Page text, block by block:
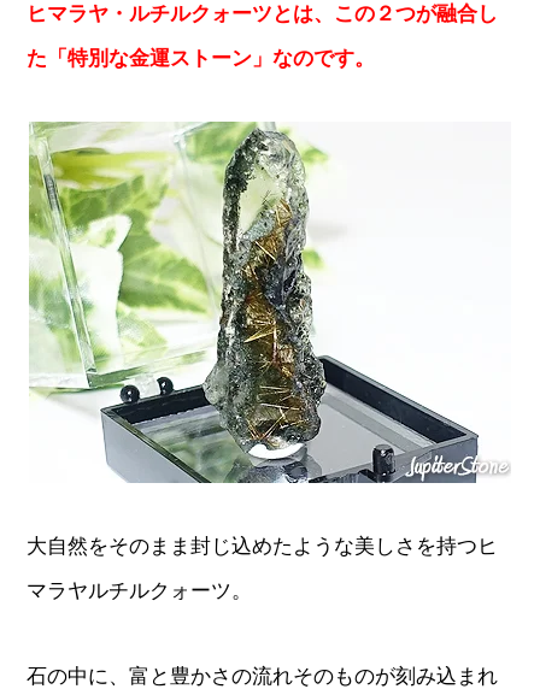
ヒマラヤ・ルチルクォーツとは、この２つが融合し
た「特別な金運ストーン」なのです。
大自然をそのまま封じ込めたような美しさを持つヒ
マラヤルチルクォーツ。
石の中に、富と豊かさの流れそのものが刻み込まれ